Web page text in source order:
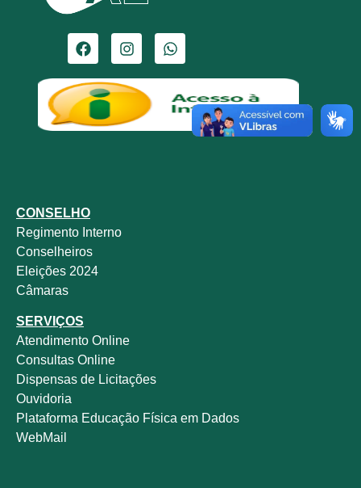
CONSELHO
Regimento Interno
Conselheiros
Eleições 2024
Câmaras
SERVIÇOS
Atendimento Online
Consultas Online
Dispensas de Licitações
Ouvidoria
Plataforma Educação Física em Dados
WebMail